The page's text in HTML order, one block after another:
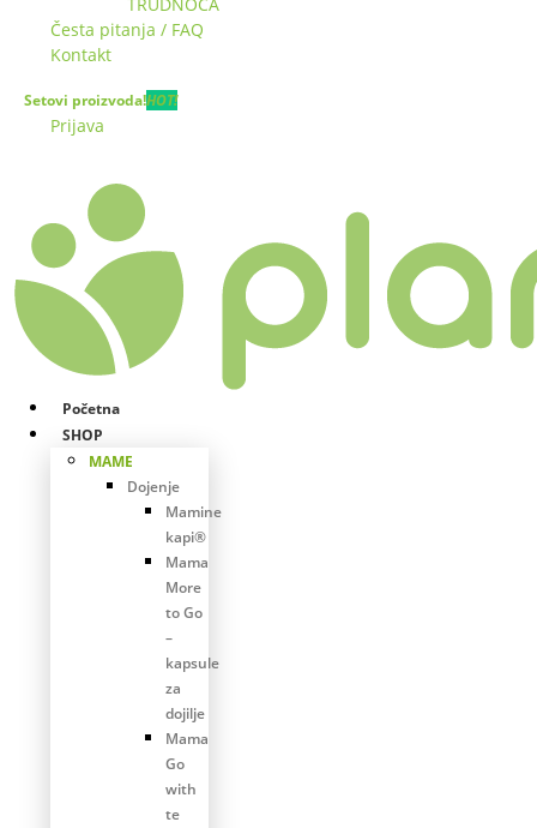
Česta pitanja / FAQ
Kontakt
Setovi proizvoda!HOT!
Prijava
Početna
SHOP
MAME
Dojenje
Mamine
kapi®
Mama
More
to Go
–
kapsule
za
dojilje
Mama
Go
with
te